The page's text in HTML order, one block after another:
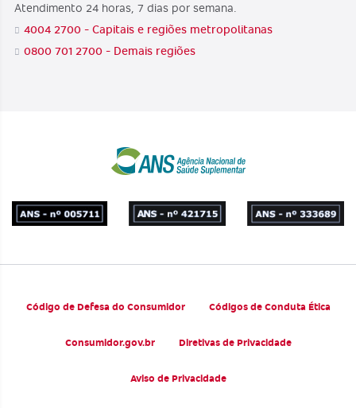
Atendimento 24 horas, 7 dias por semana.
4004 2700 - Capitais e regiões metropolitanas
0800 701 2700 - Demais regiões
Código de Defesa do Consumidor Códigos de Conduta Ética
Consumidor.gov.br Diretivas de Privacidade
Aviso de Privacidade